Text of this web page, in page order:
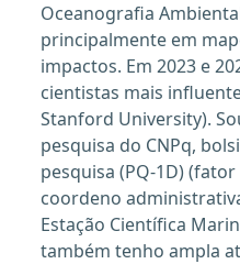
Oceanografia
principalmente em
impactos. Em 2023 e
cientistas mais
Stanford University).
pesquisa do CNPq,
pesquisa (PQ-1D) (fator
coordeno
Estação Científica
também tenho ampla